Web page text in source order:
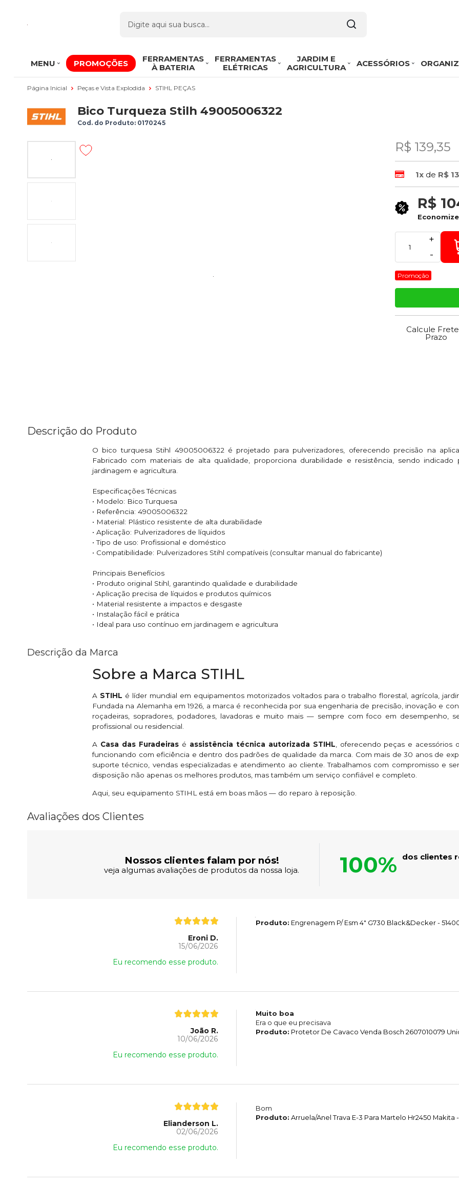
MENU PROMOÇÕES
FERRAMENTAS
À BATERIA
FERRAMENTAS
ELÉTRICAS
JARDIM E
AGRICULTURA
ACESSÓRIOS
Página Inicial Peças e Vista Explodida STIHL PEÇAS
Bico Turqueza Stilh 49005006322
Cod. do Produto: 0170245
R$ 139,35
1x de R$
R$
Economize
-
+
Promoção
Calcule
Prazo
Descrição do Produto
O bico turquesa Stihl 49005006322 é projetado para pulverizadores, oferecendo precisão na
Fabricado com materiais de alta qualidade, proporciona durabilidade e resistência, sendo
jardinagem e agricultura.
Especificações Técnicas
• Modelo: Bico Turquesa
• Referência: 49005006322
• Material: Plástico resistente de alta durabilidade
• Aplicação: Pulverizadores de líquidos
• Tipo de uso: Profissional e doméstico
• Compatibilidade: Pulverizadores Stihl compatíveis (consultar manual do fabricante)
Principais Benefícios
• Produto original Stihl, garantindo qualidade e durabilidade
• Aplicação precisa de líquidos e produtos químicos
• Material resistente a impactos e desgaste
• Instalação fácil e prática
• Ideal para uso contínuo em jardinagem e agricultura
Descrição da Marca
Sobre a Marca STIHL
A STIHL é líder mundial em equipamentos motorizados voltados para o trabalho florestal, agrícola,
Fundada na Alemanha em 1926, a marca é reconhecida por sua engenharia de precisão, inovação e
roçadeiras, sopradores, podadores, lavadoras e muito mais — sempre com foco em desempenho,
profissional ou residencial.
A Casa das Furadeirasé assistência técnica autorizada STIHL , oferecendo peças e acessórios
funcionando com eficiência e dentro dos padrões de qualidade da marca. Com mais de 30 anos de
suporte técnico, vendas especializadas e atendimento ao cliente. Trabalhamos com compromisso e
disposição não apenas os melhores produtos, mas também um serviço confiável e completo.
Aqui, seu equipamento STIHL está em boas mãos — do reparo à reposição.
Avaliações dos Clientes
Nossos clientes falam por nós!
veja algumas avaliações de produtos da nossa loja. 100% dos clientes
Eroni D.
15/06/2026
Eu recomendo esse produto.
Produto: Engrenagem P/ Esm 4" G730 Black&Decker -
João R.
10/06/2026
Eu recomendo esse produto.
Muito boa
Era o que eu precisava
Produto: Protetor De Cavaco Venda Bosch 2607010079
Elianderson L.
02/06/2026
Eu recomendo esse produto.
Bom
Produto: Arruela/Anel Trava E-3 Para Martelo Hr2450 Makita -